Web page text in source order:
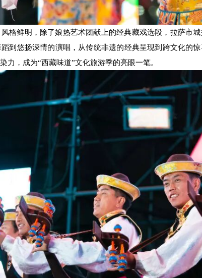
格鲜明，除了娘热艺术团献上的经典藏戏选段，拉萨市
到悠扬深情的演唱，从传统非遗的经典呈现到跨文化的
力，成为“西藏味道”文化旅游季的亮眼一笔。